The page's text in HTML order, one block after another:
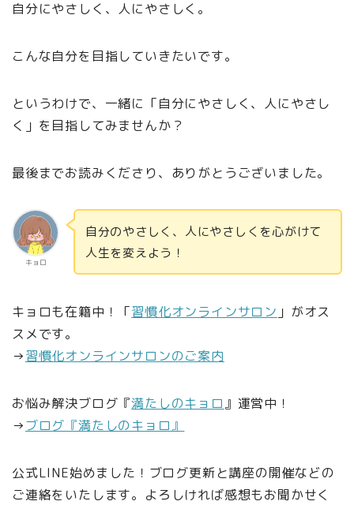
自分にやさしく、人にやさしく。
こんな自分を目指していきたいです。
というわけで、一緒に「自分にやさしく、人にやさし
く」を目指してみませんか？
最後までお読みくださり、ありがとうございました。
キョロ
自分のやさしく、人にやさしくを心がけて
人生を変えよう！
キョロも在籍中！「習慣化オンラインサロン 」がオス
スメです。
→習慣化オンラインサロンのご案内
お悩み解決ブログ『満たしのキョロ』運営中！
→ブログ『満たしのキョロ』
公式LINE始めました！ブログ更新と講座の開催などの
ご連絡をいたします。よろしければ感想もお聞かせく